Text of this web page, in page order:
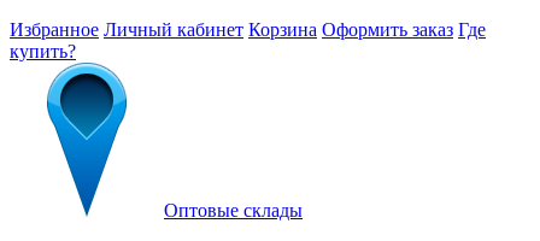
Избранное Личный кабинет Корзина Оформить заказ Где
купить?
Оптовые склады